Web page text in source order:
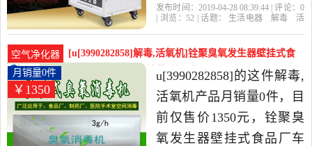
化灭菌器是2019年鼎盛工
中性价比很高的解毒,活氧
机，由浙江 绍兴发货。
发布时间：2019-04-28 08:39:44 | 评论： 0
| 浏览：52 | 话题： 生活电器 解毒
活
空气净化器
[u[3990282858]解毒,活氧机]铨聚臭氧发生器壁挂式食
品厂车间空气净月销量0件仅售1350元
￥1350
月销量0件
u[3990282858]的这件解毒,
活氧机产品月销量0件，目
前仅售价1350元，铨聚臭
氧发生器壁挂式食品厂车